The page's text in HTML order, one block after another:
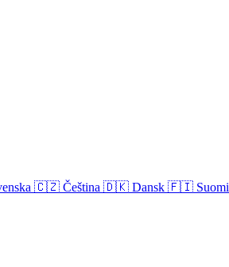
🇨🇿 Čeština 🇩🇰 Dansk 🇫🇮 Suomi